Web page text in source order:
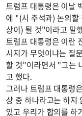
트럼프 대통령은 이날
에 "(시 주석과) 논의
상이) 될 것"이라고 말
트럼프 대통령은 이란
시지가 무엇이냐는 질
할 것"이라면서 "그는
고 했다.
그러나 트럼프 대통령
상 중 하나라고는 하
있고 우리가 합의를